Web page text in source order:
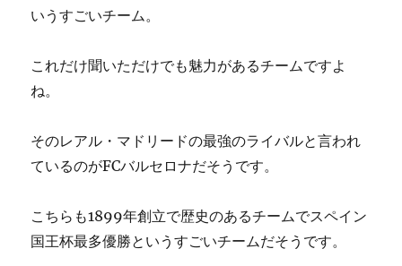
いうすごいチーム。
これだけ聞いただけでも魅力があるチームですよ
ね。
そのレアル・マドリードの最強のライバルと言われ
ているのがFCバルセロナだそうです。
こちらも1899年創立で歴史のあるチームでスペイン
国王杯最多優勝というすごいチームだそうです。